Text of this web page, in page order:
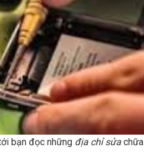
bạn đọc những địa chỉ sửa chữa